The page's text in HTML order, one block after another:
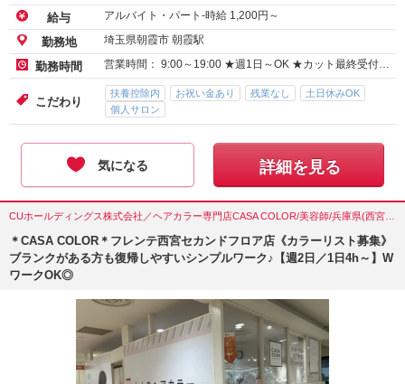
給与 アルバイト・パート-時給 1,200円～
勤務地 埼玉県朝霞市 朝霞駅
勤務時間 営業時間： 9:00～19:00 ★週1日～OK ★カット最終受付…
こだわり
扶養控除内 お祝い金あり 残業なし
土日休みOK
個人サロン
気になる 詳細を見る
＊CASA COLOR＊フレンテ西宮セカンドフロア店《カラーリスト募集》
ブランクがある方も復帰しやすいシンプルワーク♪【週2日／1日4h～】W
ワークOK◎